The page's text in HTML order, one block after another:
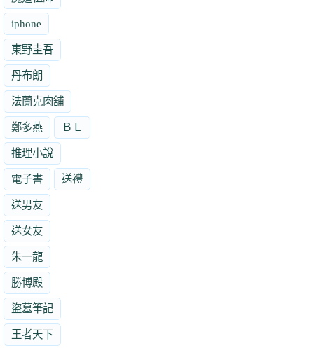
iphone
東野圭吾
丹布朗
法蘭克肉舖
鄭多燕 ＢＬ
推理小說
電子書 送禮
送男友
送女友
朱一龍
勝博殿
盜墓筆記
王者天下